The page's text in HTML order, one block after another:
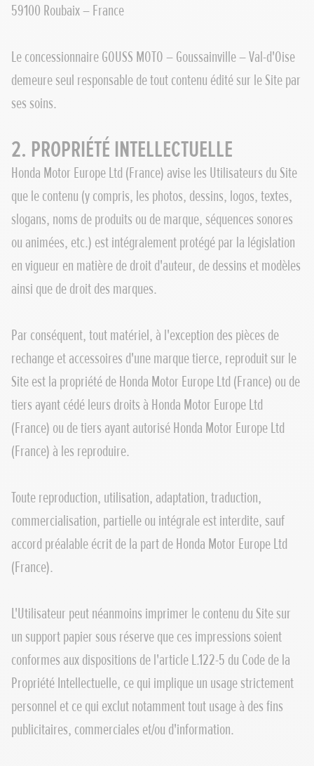
59100 Roubaix – France
Le concessionnaire GOUSS MOTO – Goussainville – Val-d'Oise
demeure seul responsable de tout contenu édité sur le Site par
ses soins.
2. PROPRIÉTÉ INTELLECTUELLE
Honda Motor Europe Ltd (France) avise les Utilisateurs du Site
que le contenu (y compris, les photos, dessins, logos, textes,
slogans, noms de produits ou de marque, séquences sonores
ou animées, etc.) est intégralement protégé par la législation
en vigueur en matière de droit d'auteur, de dessins et modèles
ainsi que de droit des marques.
Par conséquent, tout matériel, à l'exception des pièces de
rechange et accessoires d'une marque tierce, reproduit sur le
Site est la propriété de Honda Motor Europe Ltd (France) ou de
tiers ayant cédé leurs droits à Honda Motor Europe Ltd
(France) ou de tiers ayant autorisé Honda Motor Europe Ltd
(France) à les reproduire.
Toute reproduction, utilisation, adaptation, traduction,
commercialisation, partielle ou intégrale est interdite, sauf
accord préalable écrit de la part de Honda Motor Europe Ltd
(France).
L'Utilisateur peut néanmoins imprimer le contenu du Site sur
un support papier sous réserve que ces impressions soient
conformes aux dispositions de l'article L.122-5 du Code de la
Propriété Intellectuelle, ce qui implique un usage strictement
personnel et ce qui exclut notamment tout usage à des fins
publicitaires, commerciales et/ou d'information.